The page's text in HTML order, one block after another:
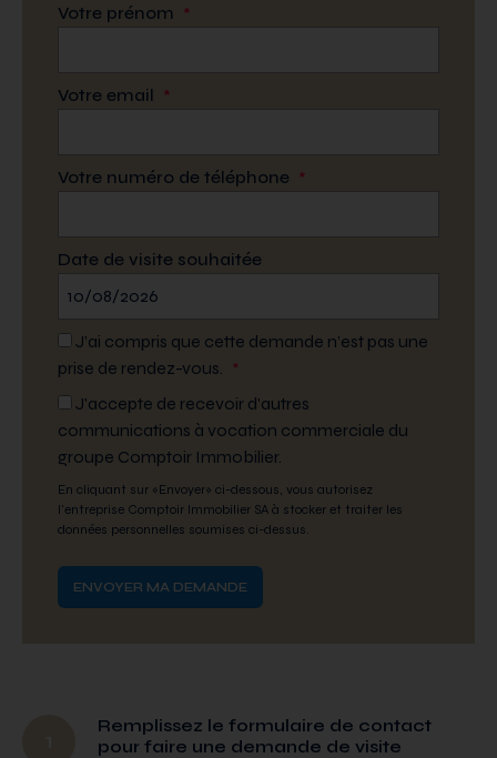
Votre prénom *
Votre email *
Votre numéro de téléphone *
Date de visite souhaitée
J’ai compris que cette demande n’est pas une
prise de rendez-vous. *
J'accepte de recevoir d'autres
communications à vocation commerciale du
groupe Comptoir Immobilier.
En cliquant sur «Envoyer» ci-dessous, vous autorisez
l'entreprise Comptoir Immobilier SA à stocker et traiter les
données personnelles soumises ci-dessus.
Remplissez le formulaire de contact
pour faire une demande de visite